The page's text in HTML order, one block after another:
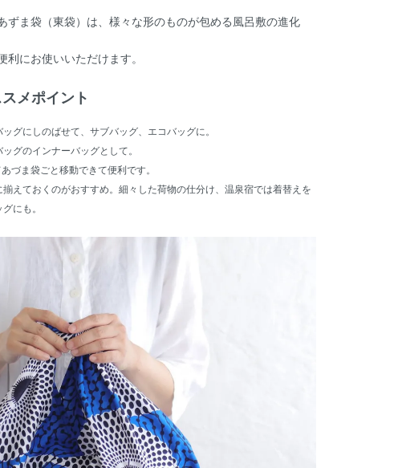
ずま袋（東袋）は、様々な形のものが包める風呂敷の進化
利にお使いいただけます。
メポイント
グにしのばせて、サブバッグ、エコバッグに。
グのインナーバッグとして。
づま袋ごと移動できて便利です。
えておくのがおすすめ。細々した荷物の仕分け、温泉宿では着替えを
にも。